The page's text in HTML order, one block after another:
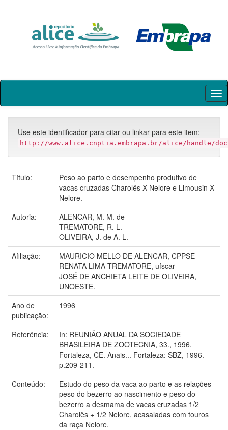
Skip
Use este identificador para citar ou linkar para este item:
http://www.alice.cnptia.embrapa.br/alice/handle/
Título:
Peso ao parto e desempenho produtivo de
vacas cruzadas Charolês X Nelore e Limousin X
Nelore.
Autoria:
ALENCAR, M. M. de
TREMATORE, R. L.
OLIVEIRA, J. de A. L.
Afiliação:
MAURICIO MELLO DE ALENCAR, CPPSE
RENATA LIMA TREMATORE, ufscar
JOSÉ DE ANCHIETA LEITE DE OLIVEIRA,
UNOESTE.
Ano de
publicação:
1996
Referência:
In: REUNIÃO ANUAL DA SOCIEDADE
BRASILEIRA DE ZOOTECNIA, 33., 1996.
Fortaleza, CE. Anais... Fortaleza: SBZ, 1996.
p.209-211.
Conteúdo:
Estudo do peso da vaca ao parto e as relações
peso do bezerro ao nascimento e peso do
bezerro a desmama de vacas cruzadas 1/2
Charolês + 1/2 Nelore, acasaladas com touros
da raça Nelore.